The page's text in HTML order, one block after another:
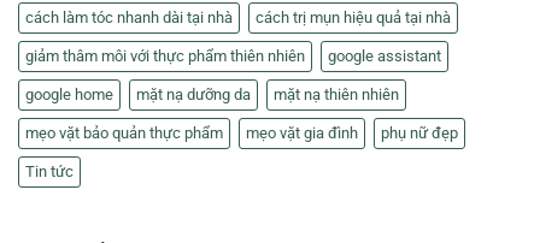
cách làm tóc nhanh dài tại nhà cách trị mụn hiệu quả tại nhà
giảm thâm môi với thực phẩm thiên nhiên google assistant
google home mặt nạ dưỡng da mặt nạ thiên nhiên
mẹo vặt bảo quản thực phẩm mẹo vặt gia đình phụ nữ đẹp
Tin tức